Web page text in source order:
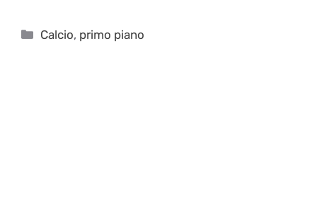
Categorie
Calcio, primo piano